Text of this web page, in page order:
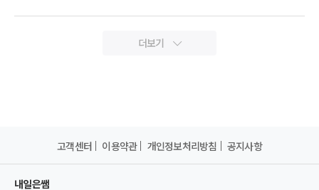
더보기
고객센터 이용약관 개인정보처리방침 공지사항
내일은쌤